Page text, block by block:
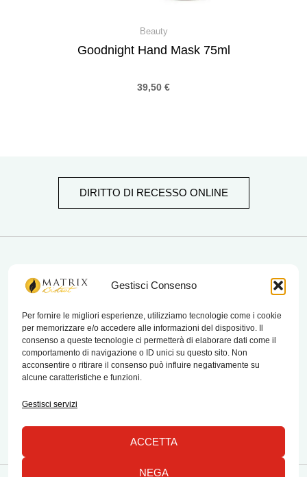
Gestisci Consenso
Per fornire le migliori esperienze, utilizziamo tecnologie come i cookie
per memorizzare e/o accedere alle informazioni del dispositivo. Il
consenso a queste tecnologie ci permetterà di elaborare dati come il
comportamento di navigazione o ID unici su questo sito. Non
acconsentire o ritirare il consenso può influire negativamente su
alcune caratteristiche e funzioni.
Gestisci servizi
ACCETTA
NEGA
Beauty
Goodnight Hand Mask 75ml
39,50 €
DIRITTO DI RECESSO ONLINE
matrix bistrot
Chi Siamo
Contatti
Termini e condizioni di vendita e reso